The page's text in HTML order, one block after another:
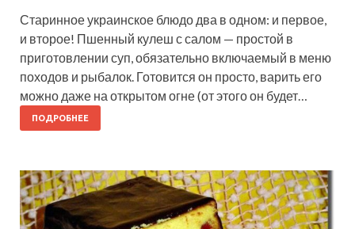
Старинное украинское блюдо два в одном: и первое,
и второе! Пшенный кулеш с салом — простой в
приготовлении суп, обязательно включаемый в меню
походов и рыбалок. Готовится он просто, варить его
можно даже на открытом огне (от этого он будет…
ПОДРОБНЕЕ